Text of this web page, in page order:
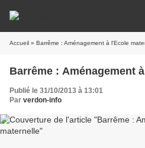
Accueil » Barrême : Aménagement à l'Ecole
Barrême : Aménagement
Publié le 31/10/2013 à 13:01
Par verdon-info